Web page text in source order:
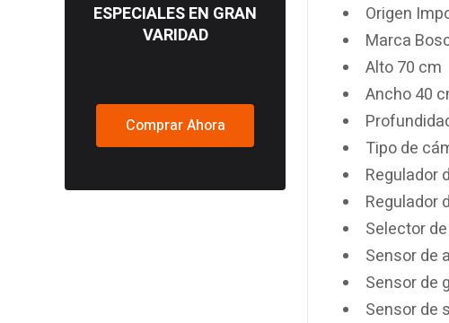
ESPECIALES EN GRAN
VARIDAD
Comprar Ahora
Origen
Marca
Alto 70 cm
Ancho 40
Tipo de
Regulador
Regulador
Selector
Sensor de
Sensor de
Sensor de